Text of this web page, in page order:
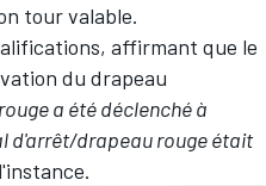
tour valable.
affirmant que le
du drapeau
a été déclenché à
d'arrêt/drapeau rouge était